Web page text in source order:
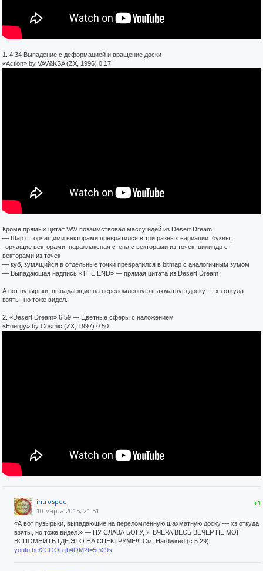
1. 4:34 Выпадение с деформацией и вращение доски
«Action» by VAV&KSA (ZX, 1996) 0:17
Кроме прямых цитат VAV позаимствовал массу идей из Desert Dream:
— Шар с торчащими векторами превратился в три разных вариации: буквы,
торчащие векторами, параллаксная стена с векторами из точек, цилиндр с
векторами из точек
— куб, зумящийся в отдельные точки превратился в bitmap с аналогичным зумом
— Выпадающая надпись «THE END» — прямая цитата из Desert Dream
А вот пузырьки, выпадающие на переломленную шахматную доску — хз откуда
взяты, но тоже видел.
2. «Desert Dream» 6:59 — Цветные сферы с наложением
«Energy» by Cosmic (ZX, 1997) 0:50
+1
introspec
10 марта 2015, 21:51
«А вот пузырьки, выпадающие на переломленную шахматную доску — хз откуда
взяты, но тоже видел.» — НУ СЛАВА БОГУ, Я ВЧЕРА ВЕСЬ ВЕЧЕР НЕ МОГ
ВСПОМНИТЬ ГДЕ ЭТО НА СПЕКТРУМЕ!!! См. Hardwired (с 5.29):
youtu.be/2CGOh-jb4QM?t=5m29s